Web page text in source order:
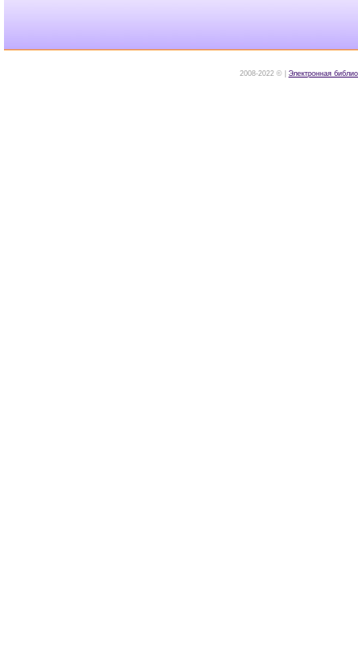
2008-2022 © | Электронная